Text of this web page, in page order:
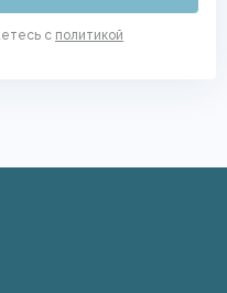
с политикой